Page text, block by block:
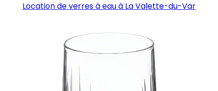
Location de verres à eau à La Valette-du-Var